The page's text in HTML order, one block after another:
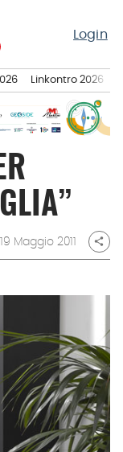
Login
Linkontro 2026
19 Maggio 2011 share